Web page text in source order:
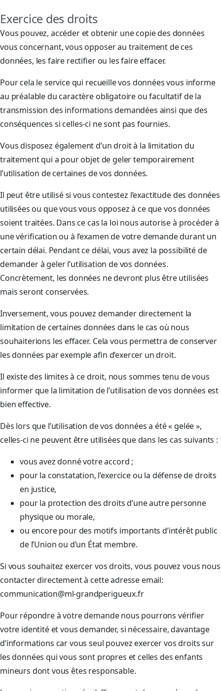
Exercice des droits
Vous pouvez, accéder et obtenir une copie des données
vous concernant, vous opposer au traitement de ces
données, les faire rectifier ou les faire effacer.
Pour cela le service qui recueille vos données vous informe
au préalable du caractère obligatoire ou facultatif de la
transmission des informations demandées ainsi que des
conséquences si celles-ci ne sont pas fournies.
Vous disposez également d’un droit à la limitation du
traitement qui a pour objet de geler temporairement
l’utilisation de certaines de vos données.
Il peut être utilisé si vous contestez l’exactitude des données
utilisées ou que vous vous opposez à ce que vos données
soient traitées. Dans ce cas la loi nous autorise à procéder à
une vérification ou à l’examen de votre demande durant un
certain délai. Pendant ce délai, vous avez la possibilité de
demander à geler l’utilisation de vos données.
Concrètement, les données ne devront plus être utilisées
mais seront conservées.
Inversement, vous pouvez demander directement la
limitation de certaines données dans le cas où nous
souhaiterions les effacer. Cela vous permettra de conserver
les données par exemple afin d’exercer un droit.
Il existe des limites à ce droit, nous sommes tenu de vous
informer que la limitation de l’utilisation de vos données est
bien effective.
Dès lors que l’utilisation de vos données a été « gelée »,
celles-ci ne peuvent être utilisées que dans les cas suivants :
vous avez donné votre accord ;
pour la constatation, l’exercice ou la défense de droits
en justice,
pour la protection des droits d’une autre personne
physique ou morale,
ou encore pour des motifs importants d’intérêt public
de l’Union ou d’un État membre.
Si vous souhaitez exercer vos droits, vous pouvez vous nous
contacter directement à cette adresse email:
communication@ml-grandperigueux.fr
Pour répondre à votre demande nous pourrons vérifier
votre identité et vous demander, si nécessaire, davantage
d’informations car vous seul pouvez exercer vos droits sur
les données qui vous sont propres et celles des enfants
mineurs dont vous êtes responsable.